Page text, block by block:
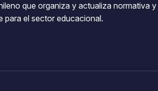
que organiza y actualiza normativa y
para el sector educacional.